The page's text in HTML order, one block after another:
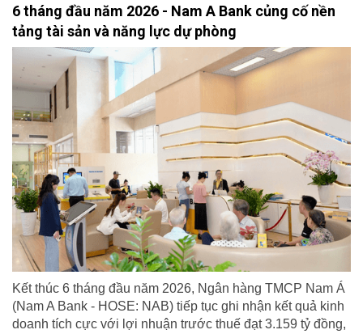
6 tháng đầu năm 2026 - Nam A Bank củng cố nền
tảng tài sản và năng lực dự phòng
Kết thúc 6 tháng đầu năm 2026, Ngân hàng TMCP Nam Á
(Nam A Bank - HOSE: NAB) tiếp tục ghi nhận kết quả kinh
doanh tích cực với lợi nhuận trước thuế đạt 3.159 tỷ đồng,